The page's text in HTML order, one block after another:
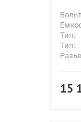
Тип:
Тип:
15